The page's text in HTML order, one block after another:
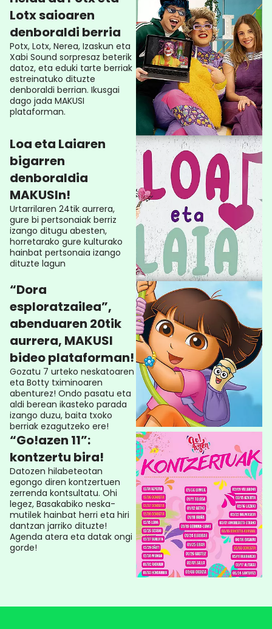
Lotx saioaren
denboraldi berria
Potx, Lotx, Nerea, Izaskun eta
Xabi Sound sorpresaz beterik
datoz, eta eduki tarte berriak
estreinatuko dituzte
denboraldi berrian. Ikusgai
dago jada MAKUSI
plataforman.
Loa eta Laiaren
bigarren
denboraldia
MAKUSIn!
Urtarrilaren 24tik aurrera,
gure bi pertsonaiak berriz
izango ditugu abesten,
horretarako gure kulturako
hainbat pertsonaia izango
dituzte lagun
“Dora
esploratzailea”,
abenduaren 20tik
aurrera, MAKUSI
bideo plataforman!
Gozatu 7 urteko neskatoaren
eta Botty tximinoaren
abenturez! Ondo pasatu eta
aldi berean ikasteko parada
izango duzu, baita txoko
berriak ezagutzeko ere!
“Go!azen 11”:
kontzertu bira!
Datozen hilabeteotan
egongo diren kontzertuen
zerrenda kontsultatu. Ohi
legez, Basakabiko neska-
mutilek hainbat herri eta hiri
dantzan jarriko dituzte!
Agenda atera eta datak ongi
gorde!